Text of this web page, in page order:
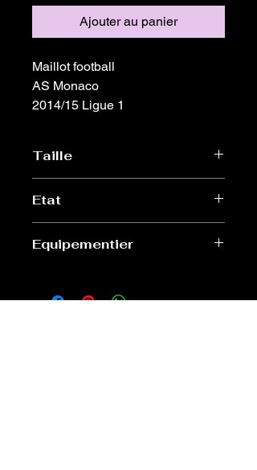
Ajouter au panier
Maillot football
AS Monaco
2014/15 Ligue 1
Taille
Etat
Equipementier